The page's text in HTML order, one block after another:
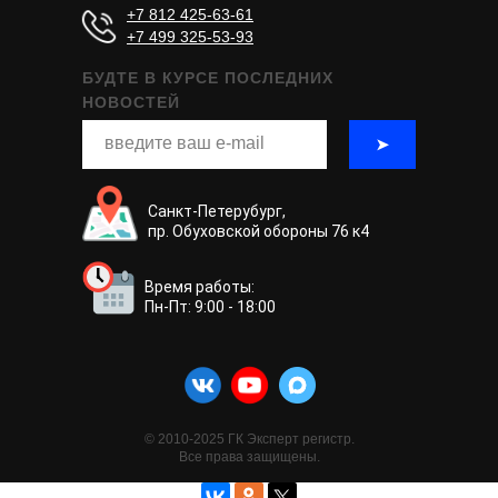
© 2010-2025 ГК Эксперт регистр.
Все права защищены.
➤
БУДТЕ В КУРСЕ ПОСЛЕДНИХ
НОВОСТЕЙ
+7 812 425-63-61
+7 499 325-53-93
Санкт-Петерубург,
пр. Обуховской обороны 76 к4
Время работы:
Пн-Пт: 9:00 - 18:00